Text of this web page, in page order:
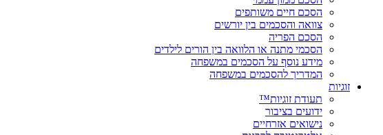
הסכם חיים משותפים
צוואה והסכמים בין יורשים
הסכם הפריה
הסכמי מתנה או הלוואה בין הורים לילדים
מידע נוסף על הסכמים במשפחה
המדריך להסכמים במשפחה
זוגיות
תעודת זוגיות™
ידועים בציבור
נישואים אזרחיים